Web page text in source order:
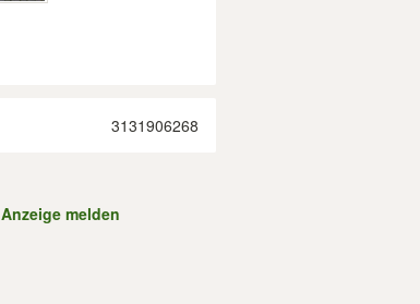
3131906268
Anzeige melden